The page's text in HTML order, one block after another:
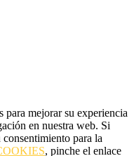
mejorar su experiencia
en nuestra web. Si
para la
, pinche el enlace